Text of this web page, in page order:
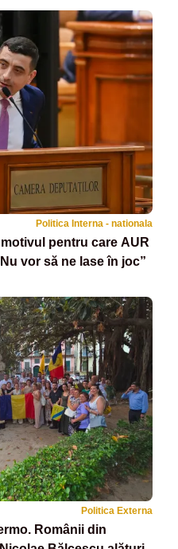
Politica Interna - nationala
pentru care AUR
vor să ne lase în joc”
Politica Externa
Românii din